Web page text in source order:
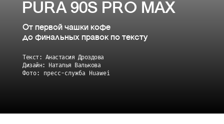
PURA 90S PRO MAX
От первой чашки кофе
до финальных правок по тексту
Текст: Анастасия Дроздова
Дизайн: Наталья Валькова
Фото: пресс-служба Huawei